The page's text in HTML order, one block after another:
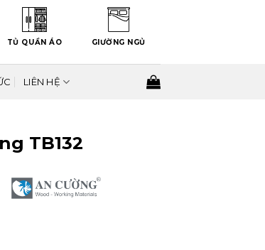
TỦ QUẦN ÁO GIƯỜNG NGỦ
LIÊN HỆ
TB132